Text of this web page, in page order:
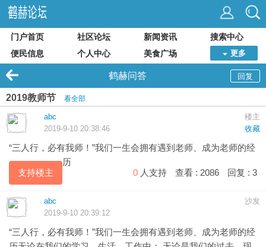
门户首页 社区论坛 新闻资讯
搜索中心
便民信息
个人中心 美食广场 更多
回复
鹤赫问答
2019教师节 看全部
楼主
abc
收藏
2019-9-10 20:38:46
“三人行，必有我师！”我们一生会拥有遇到老师、成为老师的经
历
支持楼主
0 人支持 查看 : 2086 回复 : 3
沙发
abc
2019-9-10 20:39:12
“三人行，必有我师！”我们一生会拥有遇到老师、成为老师的经